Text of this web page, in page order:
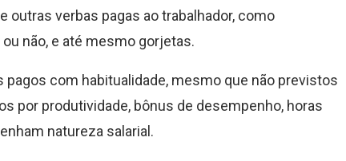
outras verbas pagas ao trabalhador, como
não, e até mesmo gorjetas.
com habitualidade, mesmo que não previstos
por produtividade, bônus de desempenho, horas
natureza salarial.